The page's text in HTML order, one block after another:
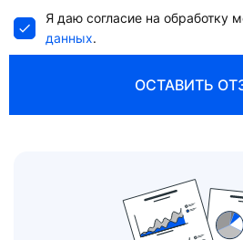
Я даю согласие на обработку
данных.
ОСТАВИТЬ